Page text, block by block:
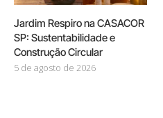
Jardim Respiro na CASACOR
SP: Sustentabilidade e
Construção Circular
5 de agosto de 2026